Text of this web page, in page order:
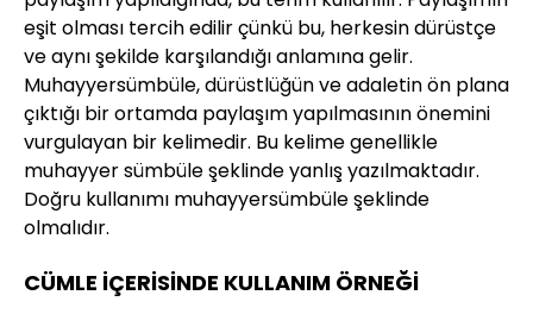
eşit olması tercih edilir çünkü bu, herkesin dürüstçe
ve aynı şekilde karşılandığı anlamına gelir.
Muhayyersümbüle, dürüstlüğün ve adaletin ön plana
çıktığı bir ortamda paylaşım yapılmasının önemini
vurgulayan bir kelimedir. Bu kelime genellikle
muhayyer sümbüle şeklinde yanlış yazılmaktadır.
Doğru kullanımı muhayyersümbüle şeklinde
olmalıdır.
CÜMLE İÇERİSİNDE KULLANIM ÖRNEĞİ